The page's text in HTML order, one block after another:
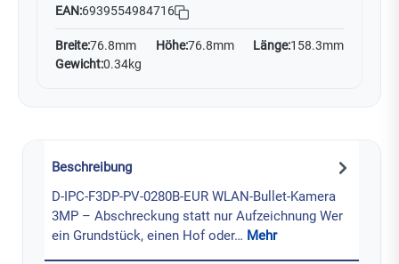
EAN:6939554984716
Breite:76.8mm Höhe:76.8mm Länge:158.3mm
Gewicht:0.34kg
Beschreibung
D-IPC-F3DP-PV-0280B-EUR WLAN-Bullet-Kamera
3MP – Abschreckung statt nur Aufzeichnung Wer
ein Grundstück, einen Hof oder… Mehr